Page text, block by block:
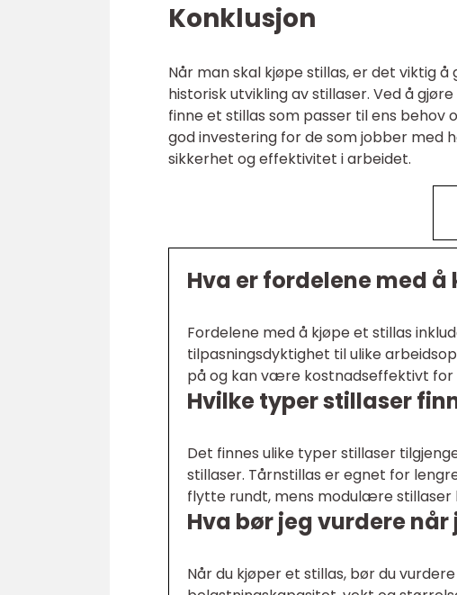
Konklusjon
Når man skal kjøpe stillas, er det viktig
historisk utvikling av stillaser. Ved å
finne et stillas som passer til ens behov
god investering for de som jobber med
sikkerhet og effektivitet i arbeidet.
Hva er fordelene med å
Fordelene med å kjøpe et stillas
tilpasningsdyktighet til ulike
på og kan være kostnadseffektivt for
Hvilke typer stillaser
Det finnes ulike typer stillaser
stillaser. Tårnstillas er egnet for
flytte rundt, mens modulære stillaser
Hva bør jeg vurdere
Når du kjøper et stillas, bør du